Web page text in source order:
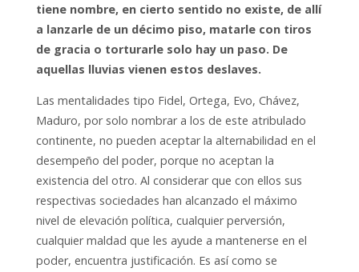
tiene nombre, en cierto sentido no existe, de allí
a lanzarle de un décimo piso, matarle con tiros
de gracia o torturarle solo hay un paso. De
aquellas lluvias vienen estos deslaves.
Las mentalidades tipo Fidel, Ortega, Evo, Chávez,
Maduro, por solo nombrar a los de este atribulado
continente, no pueden aceptar la alternabilidad en el
desempeño del poder, porque no aceptan la
existencia del otro. Al considerar que con ellos sus
respectivas sociedades han alcanzado el máximo
nivel de elevación política, cualquier perversión,
cualquier maldad que les ayude a mantenerse en el
poder, encuentra justificación. Es así como se